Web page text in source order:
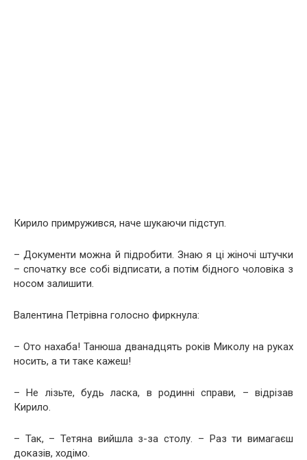
Кирило примружився, наче шукаючи підступ.
– Документи можна й підробити. Знаю я ці жіночі штучки
– спочатку все собі відписати, а потім бідного чоловіка з
носом залишити.
Валентина Петрівна голосно фиркнула:
– Ото нахаба! Танюша дванадцять років Миколу на руках
носить, а ти таке кажеш!
– Не лізьте, будь ласка, в родинні справи, – відрізав
Кирило.
– Так, – Тетяна вийшла з-за столу. – Раз ти вимагаєш
доказів, ходімо.